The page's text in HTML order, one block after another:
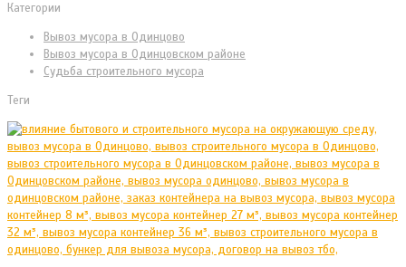
Категории
Вывоз мусора в Одинцово
Вывоз мусора в Одинцовском районе
Судьба строительного мусора
Теги